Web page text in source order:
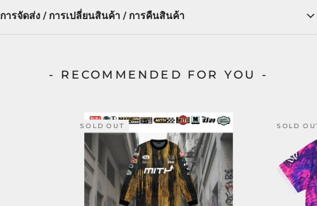
การจัดส่ง / การเปลี่ยนสินค้า / การคืนสินค้า
- RECOMMENDED FOR YOU -
SOLD OUT SOLD